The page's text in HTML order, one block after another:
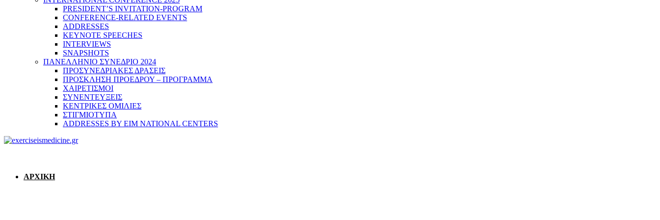
PRESIDENT’S INVITATION-PROGRAM
CONFERENCE-RELATED EVENTS
ADDRESSES
KEYNOTE SPEECHES
INTERVIEWS
SNAPSHOTS
ΠΑΝΕΛΛΗΝΙΟ ΣΥΝΕΔΡΙΟ 2024
ΠΡΟΣΥΝΕΔΡΙΑΚΕΣ ΔΡΑΣΕΙΣ
ΠΡΟΣΚΛΗΣΗ ΠΡΟΕΔΡΟΥ – ΠΡΟΓΡΑΜΜΑ
ΧΑΙΡΕΤΙΣΜΟΙ
ΣΥΝΕΝΤΕΥΞΕΙΣ
ΚΕΝΤΡΙΚΕΣ ΟΜΙΛΙΕΣ
ΣΤΙΓΜΙΟΤΥΠΑ
ADDRESSES BY EIM NATIONAL CENTERS
ΑΡΧΙΚΗ